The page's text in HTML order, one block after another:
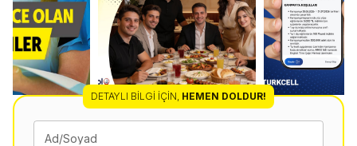
DETAYLI BILGI İÇIN, HEMEN DOLDUR!
Ad/Soyad